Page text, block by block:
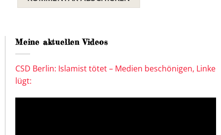
Meine aktuellen Videos
CSD Berlin: Islamist tötet – Medien beschönigen, Linke
lügt: